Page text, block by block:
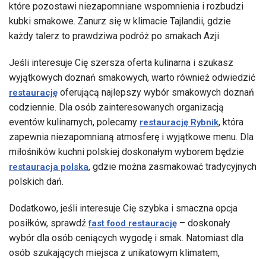
które pozostawi niezapomniane wspomnienia i rozbudzi
kubki smakowe. Zanurz się w klimacie Tajlandii, gdzie
każdy talerz to prawdziwa podróż po smakach Azji.
Jeśli interesuje Cię szersza oferta kulinarna i szukasz
wyjątkowych doznań smakowych, warto również odwiedzić
restaurację oferującą najlepszy wybór smakowych doznań
codziennie. Dla osób zainteresowanych organizacją
eventów kulinarnych, polecamy restaurację Rybnik, która
zapewnia niezapomnianą atmosferę i wyjątkowe menu. Dla
miłośników kuchni polskiej doskonałym wyborem będzie
restauracja polska, gdzie można zasmakować tradycyjnych
polskich dań.
Dodatkowo, jeśli interesuje Cię szybka i smaczna opcja
posiłków, sprawdźfast food restaurację – doskonały
wybór dla osób ceniących wygodę i smak. Natomiast dla
osób szukających miejsca z unikatowym klimatem,